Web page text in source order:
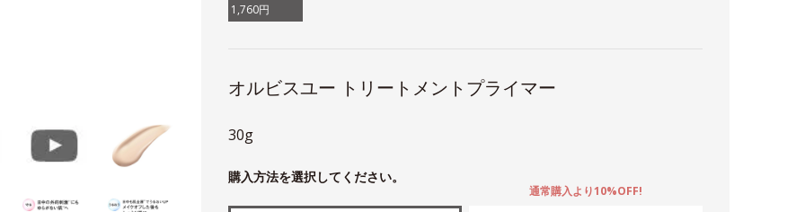
1,760円
オルビスユー トリートメントプライマー
30g
購入方法を選択してください。
通常購入より10%OFF!